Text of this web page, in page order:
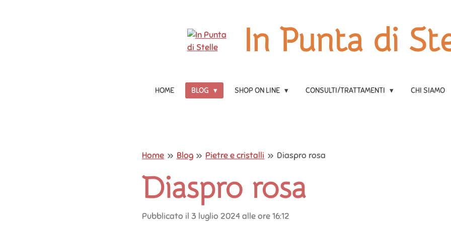
In Punta di
HOME BLOG SHOP ON LINE CONSULTI/TRATTAMENTI CHI SIAMO
Home » Blog » Pietre e cristalli » Diaspro rosa
Diaspro rosa
Pubblicato il 3 luglio 2024 alle ore 16:12